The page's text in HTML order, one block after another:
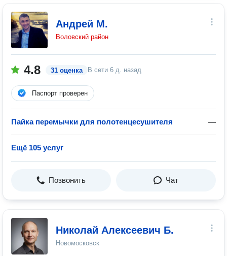
Андрей М.
Воловский район
4.8 31 оценка В сети 6 д. назад
Паспорт проверен
Пайка перемычки для полотенцесушителя —
Ещё 105 услуг
Позвонить Чат
Николай Алексеевич Б.
Новомосковск